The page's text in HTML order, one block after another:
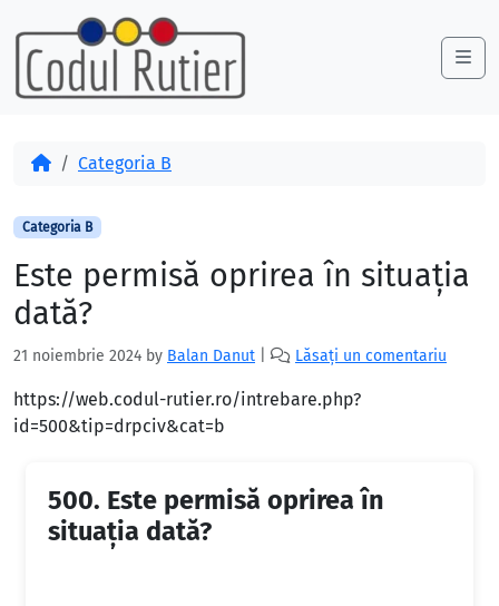
Skip to content
Skip to footer
AcasăCategoria B
Categoria B
Este permisă oprirea în situaţia
dată?
21 noiembrie 2024 by Balan Danut Lăsați un comentariu
https://web.codul-rutier.ro/intrebare.php?
id=500&tip=drpciv&cat=b
500. Este permisă oprirea în
situaţia dată?